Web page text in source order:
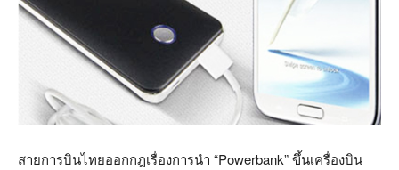
สายการบินไทยออกกฎเรื่องการนำ “Powerbank” ขึ้นเครื่องบิน